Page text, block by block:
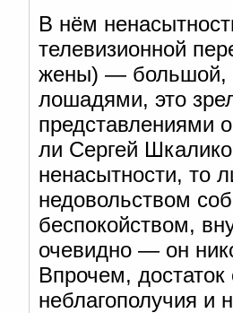
В нём
телевизионной
жены) — большой,
лошадями, это
представлениями
ли Сергей
ненасытности, то
недовольством
беспокойством,
очевидно — он
Впрочем, достаток
неблагополучия и